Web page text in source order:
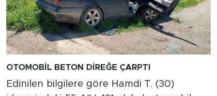
OTOMOBİL BETON DİREĞE ÇARPTI
Edinilen bilgilere göre Hamdi T. (30)